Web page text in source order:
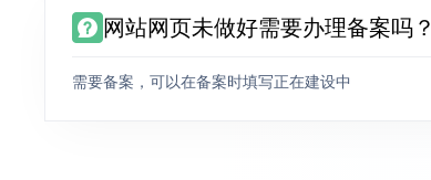
网站网页未做好需要办理备案吗？
需要备案，可以在备案时填写正在建设中